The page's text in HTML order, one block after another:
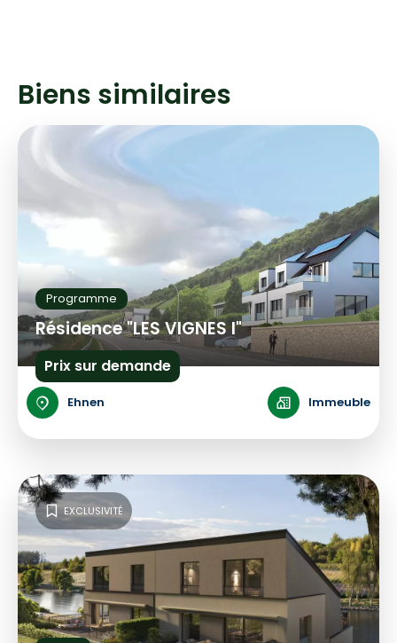
Biens similaires
Programme
Résidence "LES VIGNES I"
Prix sur demande
Ehnen Immeuble
EXCLUSIVITÉ